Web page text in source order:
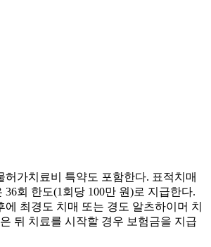
허가치료비 특약도 포함한다. 표적치매
회 한도(1회당 100만 원)로 지급한다.
최경도 치매 또는 경도 알츠하이머 치
뒤 치료를 시작할 경우 보험금을 지급